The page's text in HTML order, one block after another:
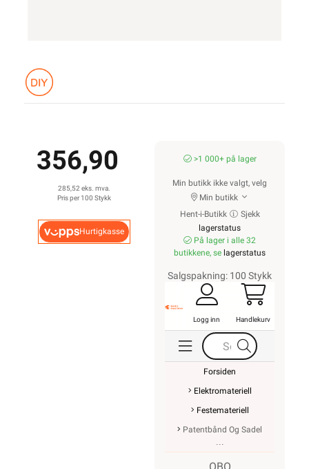
356,90
285,52 eks. mva.
Pris per 100 Stykk
Hurtigkasse
>1 000+ på lager
Min butikk ikke valgt, velg
Min butikk
Hent-i-Butikk
Sjekk
lagerstatus
På lager i alle 32
butikkene, se lagerstatus
Salgspakning: 100 Stykk
Logg inn Handlekurv
Forsiden
Elektromateriell
Festemateriell
Patentbånd Og Sadel